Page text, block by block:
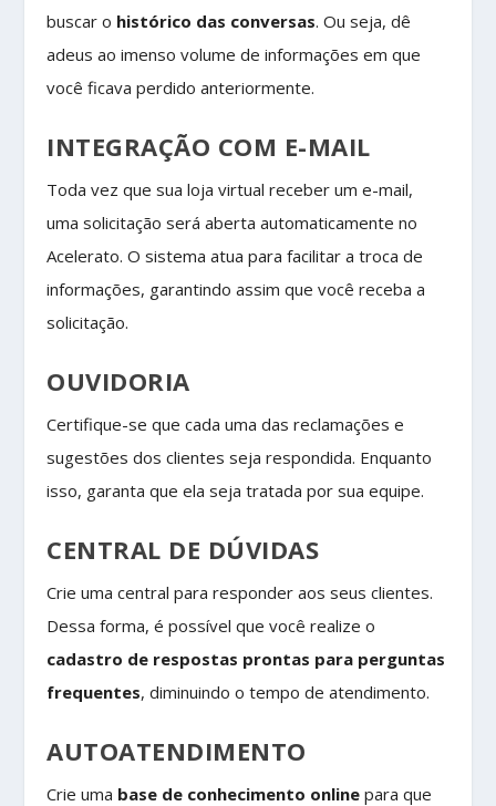
buscar o histórico das conversas. Ou seja, dê
adeus ao imenso volume de informações em que
você ficava perdido anteriormente.
INTEGRAÇÃO COM E-MAIL
Toda vez que sua loja virtual receber um e-mail,
uma solicitação será aberta automaticamente no
Acelerato. O sistema atua para facilitar a troca de
informações, garantindo assim que você receba a
solicitação.
OUVIDORIA
Certifique-se que cada uma das reclamações e
sugestões dos clientes seja respondida. Enquanto
isso, garanta que ela seja tratada por sua equipe.
CENTRAL DE DÚVIDAS
Crie uma central para responder aos seus clientes.
Dessa forma, é possível que você realize o
cadastro de respostas prontas para perguntas
frequentes, diminuindo o tempo de atendimento.
AUTOATENDIMENTO
Crie uma base de conhecimento onlinepara que